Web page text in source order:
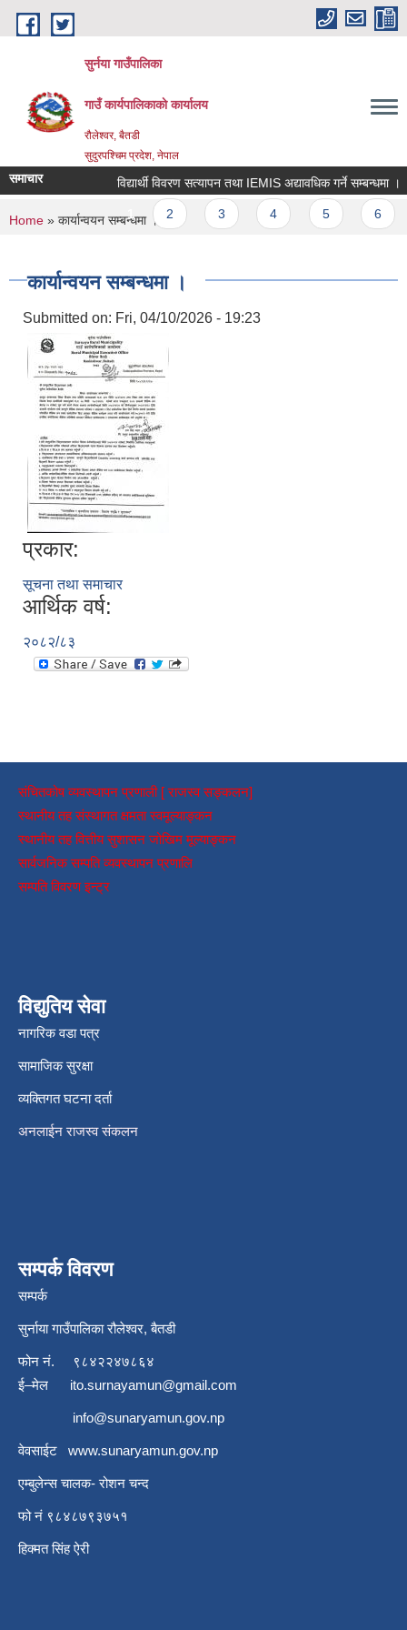
Skip to main content
सुर्नया गाउँपालिका
गाउँ कार्यपालिकाकाे कार्यालय
रौलेश्वर, बैतडी
सुदुरपश्चिम प्रदेश, नेपाल
समाचार विद्यार्थी विवरण सत्यापन तथा IEMIS अद्यावधिक गर्ने सम्बन्धमा ।
Pages
1 2 3 4 5 6
You are here
Home » कार्यान्वयन सम्बन्धमा ।
कार्यान्वयन सम्बन्धमा ।
Submitted on: Fri, 04/10/2026 - 19:23
प्रकार:
सूचना तथा समाचार
आर्थिक वर्ष:
२०८२/८३
संचितकोष व्यवस्थापन प्रणाली [ राजस्व सङ्कलन]
स्थानीय तह संस्थागत क्षमता स्वमूल्याङ्कन
स्थानीय तह वित्तीय सुशासन जोखिम मूल्याङ्कन
सार्वजनिक सम्पति व्यवस्थापन प्रणालि
सम्पति विवरण इन्ट्र
विद्युतिय सेवा
नागरिक वडा पत्र
सामाजिक सुरक्षा
व्यक्तिगत घटना दर्ता
अनलाईन राजस्व संकलन
सम्पर्क विवरण
सम्पर्क
सुर्नाया गाउँपालिका रौलेश्वर, बैतडी
फोन नं.
९८४२२४७८६४
ई–मेल ito.surnayamun@gmail.com
info@sunaryamun.gov.np
वेवसाईट www.sunaryamun.gov.np
एम्बुलेन्स चालक- रोशन चन्द
फो नं ९८४८७९३७५१
हिक्मत सिंह ऐरी